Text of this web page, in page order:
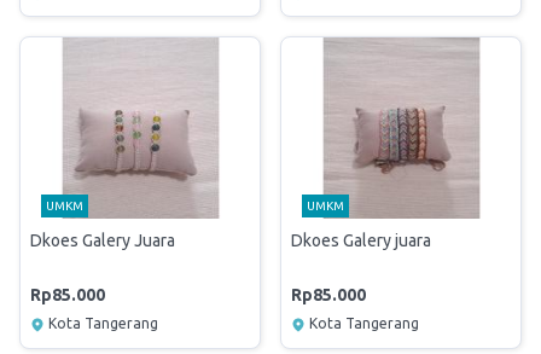
UMKM
Dkoes Galery Juara
Rp85.000
Kota Tangerang
UMKM
Dkoes Galery juara
Rp85.000
Kota Tangerang